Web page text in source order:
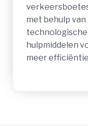
met behulp van
technologische
hulpmiddelen
meer